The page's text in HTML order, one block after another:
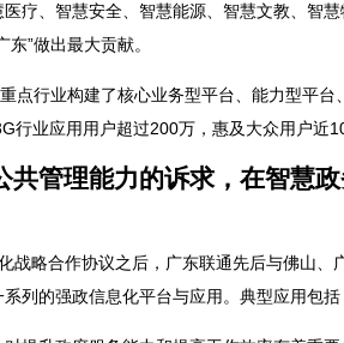
疗、智慧安全、智慧能源、智慧文教、智
”做出最大贡献。
点行业构建了核心业务型平台、能力型平
业应用用户超过200万，惠及大众用户近
管理能力的诉求，在智慧
战略合作协议之后，广东联通先后与佛山
列的强政信息化平台与应用。典型应用包括